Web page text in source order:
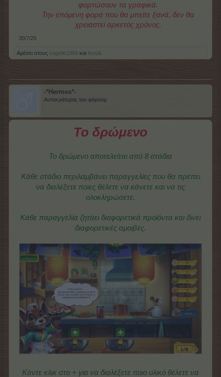
φορτώσουν τα γραφικά.
Την επόμενη φορά που θα μπείτε ξανά, δεν θα
χρειαστεί αρκετός χρόνος.
30/7/25
Αρέσει στους vagelis1968 και ttrouli
-*Hermes*-
Αυτοκράτορας του φόρουμ
Το δρώμενο
Το δρώμενο αποτελείται από 8 στάδια
Κάθε στάδιο περιλαμβάνει παραγγελίες που θα πρέπει
να διαλέξετε ποιες θέλετε να κάνετε και να τις
ολοκληρώσετε.
Κάθε παραγγελία ζητάει διαφορετικά προϊόντα και δίνει
διαφορετικές αμοιβές.
Κάντε κλικ στο + για να διαλέξετε ποιο υλικό θέλετε να